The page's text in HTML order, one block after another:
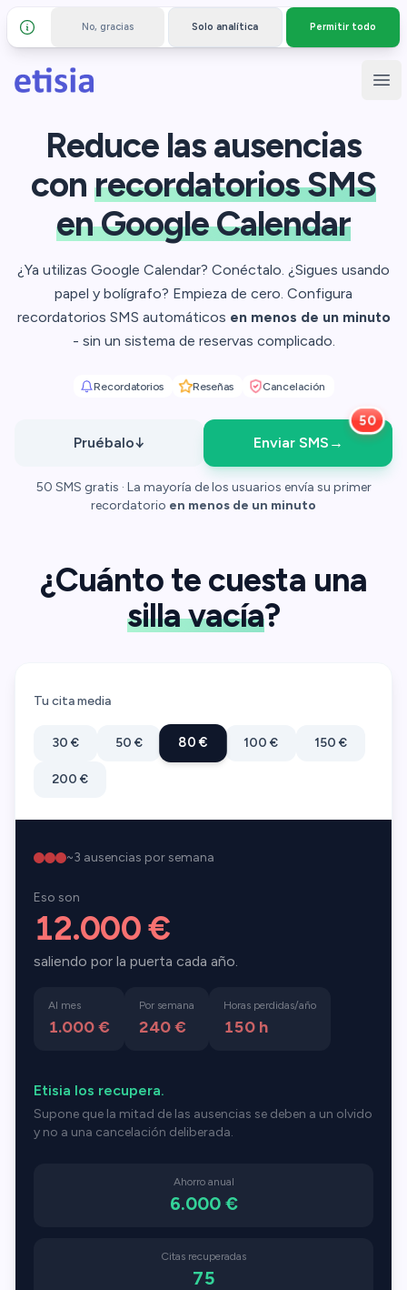
Detalles y privacidad
No, gracias Solo analítica Permitir todo
Saltar al contenido principal
Etisia
Reduce las ausencias
conrecordatorios SMS
en Google Calendar
¿Ya utilizas Google Calendar? Conéctalo. ¿Sigues usando
papel y bolígrafo? Empieza de cero. Configura
recordatorios SMS automáticos en menos de un minuto
- sin un sistema de reservas complicado.
Recordatorios Reseñas Cancelación
Pruébalo↓ Enviar SMS →
50 SMS gratis · La mayoría de los usuarios envía su primer
recordatorio en menos de un minuto
¿Cuánto te cuesta una
silla vacía?
Tu cita media
30 € 50 € 80 € 100 € 150 €
200 €
~3 ausencias por semana
Eso son
12.000 €
saliendo por la puerta cada año.
Al mes
1.000 €
Por semana
240 €
Horas perdidas/año
150 h
Etisia los recupera.
Supone que la mitad de las ausencias se deben a un olvido
y no a una cancelación deliberada.
Ahorro anual
6.000 €
Citas recuperadas
75